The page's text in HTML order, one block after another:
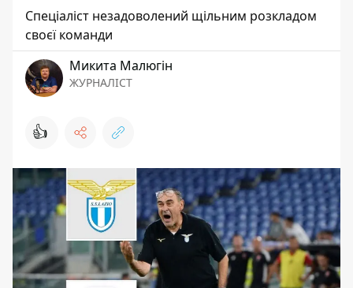
Спеціаліст незадоволений щільним розкладом
своєї команди
Микита Малюгін
ЖУРНАЛІСТ
👍